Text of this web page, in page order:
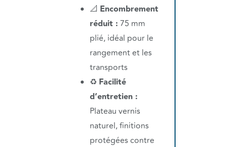
📐 Encombrement
réduit : 75 mm
plié, idéal pour le
rangement et les
transports
♻️ Facilité
d’entretien :
Plateau vernis
naturel, finitions
protégées contre